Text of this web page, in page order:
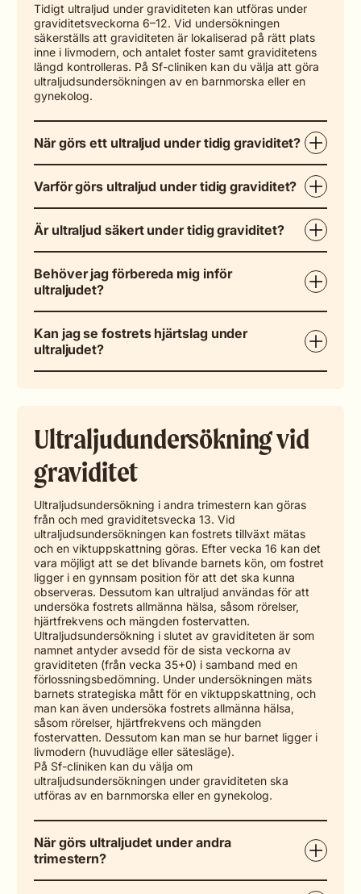
Tidigt ultraljud under graviditeten kan utföras under
graviditetsveckorna 6–12. Vid undersökningen
säkerställs att graviditeten är lokaliserad på rätt plats
inne i livmodern, och antalet foster samt graviditetens
längd kontrolleras. På Sf-cliniken kan du välja att göra
ultraljudsundersökningen av en barnmorska eller en
gynekolog.
När görs ett ultraljud under tidig graviditet?
Varför görs ultraljud under tidig graviditet?
Är ultraljud säkert under tidig graviditet?
Behöver jag förbereda mig inför
ultraljudet?
Kan jag se fostrets hjärtslag under
ultraljudet?
Ultraljudundersökning vid
graviditet
Ultraljudsundersökning i andra trimestern kan göras
från och med graviditetsvecka 13. Vid
ultraljudsundersökningen kan fostrets tillväxt mätas
och en viktuppskattning göras. Efter vecka 16 kan det
vara möjligt att se det blivande barnets kön, om fostret
ligger i en gynnsam position för att det ska kunna
observeras. Dessutom kan ultraljud användas för att
undersöka fostrets allmänna hälsa, såsom rörelser,
hjärtfrekvens och mängden fostervatten.
Ultraljudsundersökning i slutet av graviditeten är som
namnet antyder avsedd för de sista veckorna av
graviditeten (från vecka 35+0) i samband med en
förlossningsbedömning. Under undersökningen mäts
barnets strategiska mått för en viktuppskattning, och
man kan även undersöka fostrets allmänna hälsa,
såsom rörelser, hjärtfrekvens och mängden
fostervatten. Dessutom kan man se hur barnet ligger i
livmodern (huvudläge eller sätesläge).
På Sf-cliniken kan du välja om
ultraljudsundersökningen under graviditeten ska
utföras av en barnmorska eller en gynekolog.
När görs ultraljudet under andra
trimestern?